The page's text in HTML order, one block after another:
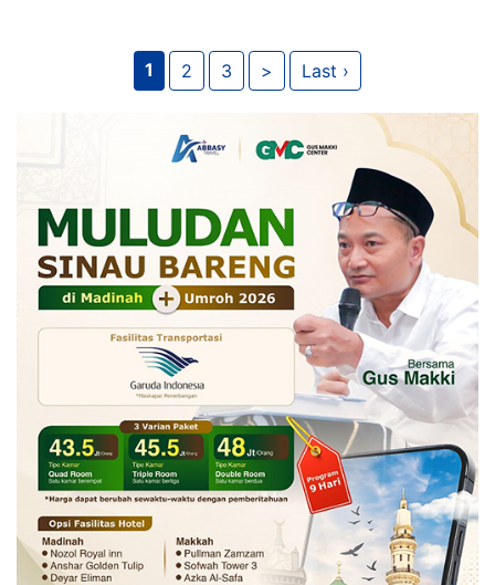
1 2 3 > Last ›